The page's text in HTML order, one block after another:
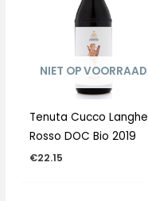
NIET OP VOORRAAD
Tenuta Cucco Langhe
Rosso DOC Bio 2019
€22.15